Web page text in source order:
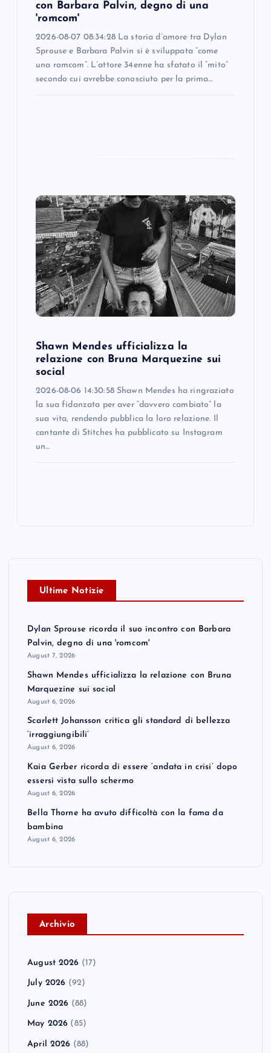
con Barbara Palvin, degno di una
'romcom'
2026-08-07 08:34:28 La storia d’amore tra Dylan
Sprouse e Barbara Palvin si è sviluppata “come
una romcom”. L’attore 34enne ha sfatato il “mito”
secondo cui avrebbe conosciuto per la prima…
Shawn Mendes ufficializza la
relazione con Bruna Marquezine sui
social
2026-08-06 14:30:58 Shawn Mendes ha ringraziato
la sua fidanzata per aver “davvero cambiato” la
sua vita, rendendo pubblica la loro relazione. Il
cantante di Stitches ha pubblicato su Instagram
un…
Ultime Notizie
Dylan Sprouse ricorda il suo incontro con Barbara
Palvin, degno di una 'romcom'
August 7, 2026
Shawn Mendes ufficializza la relazione con Bruna
Marquezine sui social
August 6, 2026
Scarlett Johansson critica gli standard di bellezza
‘irraggiungibili’
August 6, 2026
Kaia Gerber ricorda di essere ‘andata in crisi’ dopo
essersi vista sullo schermo
August 6, 2026
Bella Thorne ha avuto difficoltà con la fama da
bambina
August 6, 2026
Archivio
August 2026 (17)
July 2026 (92)
June 2026 (88)
May 2026 (85)
April 2026 (88)